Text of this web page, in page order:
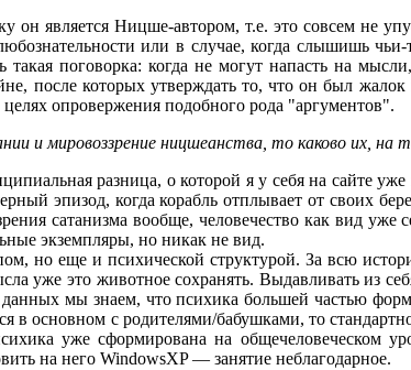
он является Ницше-автором, т.е. это совсем не
или в случае, когда слышишь
поговорка: когда не могут напасть на
после которых утверждать то, что он был
опровержения подобного рода "аргументов".
и мировоззрение ницшеанства, то каково их, на
разница, о которой я у себя на сайте
эпизод, когда корабль отплывает от своих
сатанизма вообще, человечество как вид уже
экземпляры, но никак не вид.
но еще и психической структурой. За всю
уже это животное сохранять. Выдавливать из
мы знаем, что психика большей частью
основном с родителями/бабушками, то
уже сформирована на общечеловеческом
на него WindowsXP — занятие неблагодарное.